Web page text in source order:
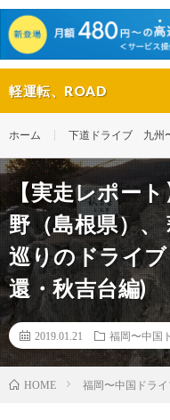
軽運転、ROAD
ホーム 下道ドライブ 九州
【実走レポー
野（島根県）、
巡りのドライ
還・秋吉台編)
2019.01.21 福岡〜中国
HOME 福岡〜中国ドラ